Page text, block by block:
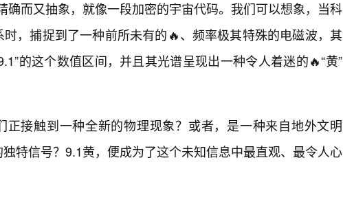
确而又抽象，就像一段加密的宇宙代码。我们可以想象，当科
，捕捉到了一种前所未有的🔥、频率极其特殊的电磁波，其
的这个数值区间，并且其光谱呈现出一种令人着迷的🔥“黄”
正接触到一种全新的物理现象？或者，是一种来自地外文明
特信号？9.1黄，便成为了这个未知信息中最直观、最令人心